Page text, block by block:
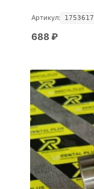
Артикул: 1753617
688 ₽